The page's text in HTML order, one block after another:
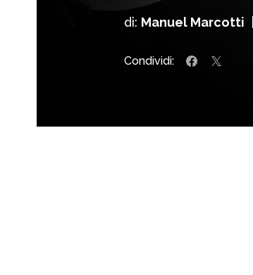
di: Manuel Marcotti
Condividi: